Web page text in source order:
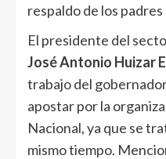
respaldo de los padres
El presidente del
José Antonio Huizar
trabajo del
apostar por la
Nacional, ya que se
mismo tiempo.